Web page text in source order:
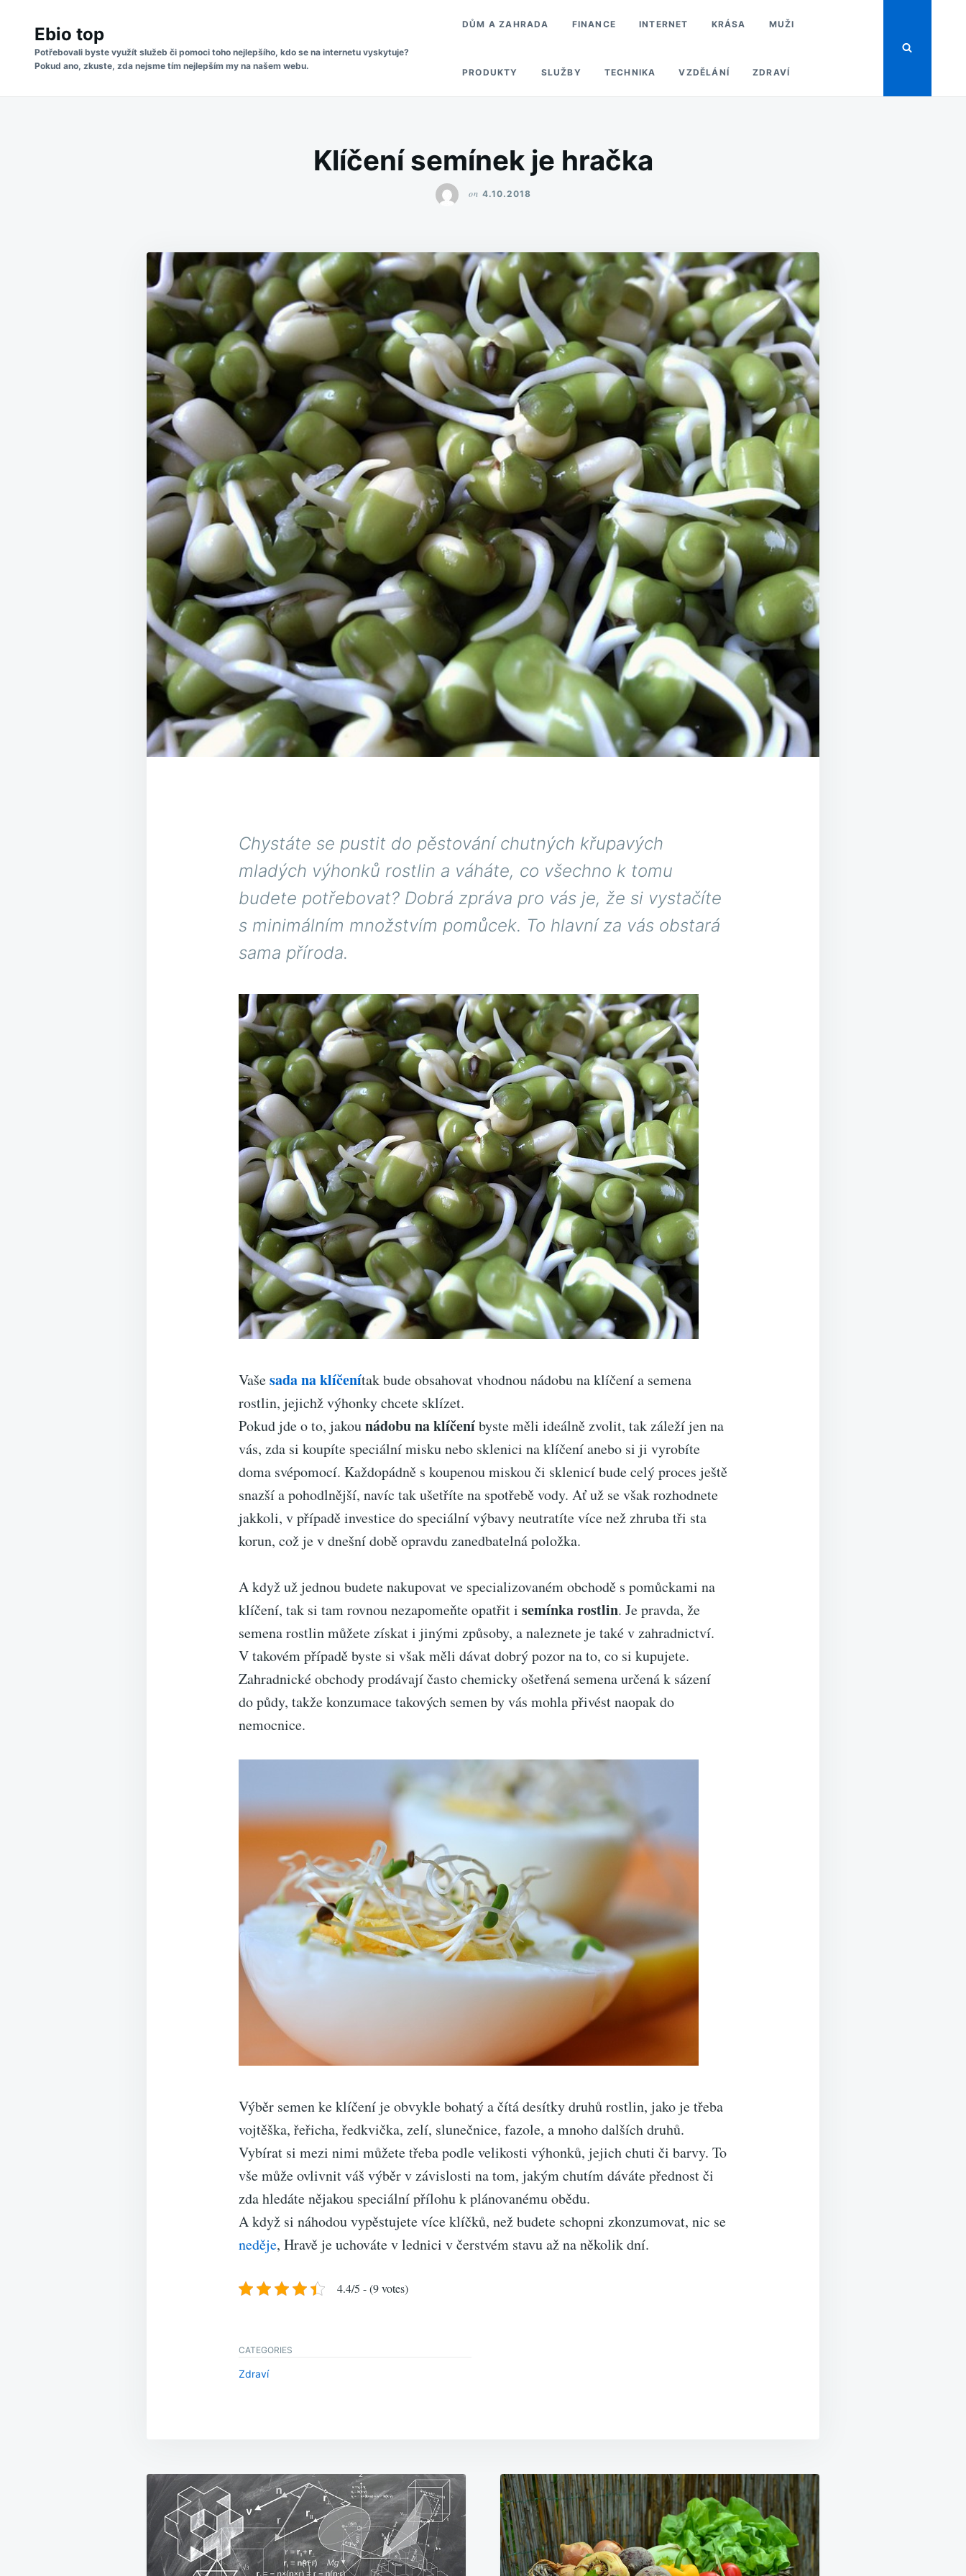
content
for:
Ebio top
Potřebovali byste využít služeb či pomoci toho nejlepšího, kdo se na internetu vyskytuje?
Pokud ano, zkuste, zda nejsme tím nejlepším my na našem webu.
DŮM A ZAHRADA FINANCE INTERNET KRÁSA MUŽI
PRODUKTY SLUŽBY TECHNIKA VZDĚLÁNÍ ZDRAVÍ
Klíčení semínek je hračka
on 4.10.2018
Chystáte se pustit do pěstování chutných křupavých
mladých výhonků rostlin a váháte, co všechno k tomu
budete potřebovat? Dobrá zpráva pro vás je, že si vystačíte
s minimálním množstvím pomůcek. To hlavní za vás obstará
sama příroda.
Vašesada na klíčenítak bude obsahovat vhodnou nádobu na klíčení a semena
rostlin, jejichž výhonky chcete sklízet.
Pokud jde o to, jakounádobu na klíčeníbyste měli ideálně zvolit, tak záleží jen na
vás, zda si koupíte speciální misku nebo sklenici na klíčení anebo si ji vyrobíte
doma svépomocí. Každopádně s koupenou miskou či sklenicí bude celý proces ještě
snazší a pohodlnější, navíc tak ušetříte na spotřebě vody. Ať už se však rozhodnete
jakkoli, v případě investice do speciální výbavy neutratíte více než zhruba tři sta
korun, což je v dnešní době opravdu zanedbatelná položka.
A když už jednou budete nakupovat ve specializovaném obchodě s pomůckami na
klíčení, tak si tam rovnou nezapomeňte opatřit i semínka rostlin. Je pravda, že
semena rostlin můžete získat i jinými způsoby, a naleznete je také v zahradnictví.
V takovém případě byste si však měli dávat dobrý pozor na to, co si kupujete.
Zahradnické obchody prodávají často chemicky ošetřená semena určená k sázení
do půdy, takže konzumace takových semen by vás mohla přivést naopak do
nemocnice.
Výběr semen ke klíčení je obvykle bohatý a čítá desítky druhů rostlin, jako je třeba
vojtěška, řeřicha, ředkvička, zelí, slunečnice, fazole, a mnoho dalších druhů.
Vybírat si mezi nimi můžete třeba podle velikosti výhonků, jejich chuti či barvy. To
vše může ovlivnit váš výběr v závislosti na tom, jakým chutím dáváte přednost či
zda hledáte nějakou speciální přílohu k plánovanému obědu.
A když si náhodou vypěstujete více klíčků, než budete schopni zkonzumovat, nic se
neděje, Hravě je uchováte v lednici v čerstvém stavu až na několik dní.
4.4/5 - (9 votes)
CATEGORIES
Zdraví
Navigace
pro
příspěvek